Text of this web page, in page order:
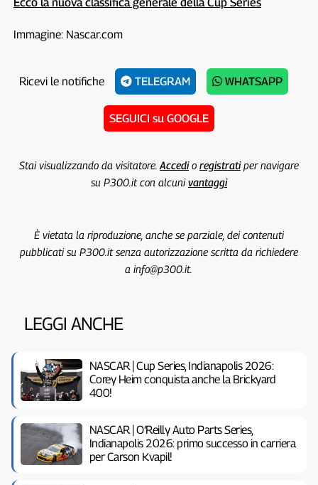
Immagine: Nascar.com
Ricevi le notifiche TELEGRAM WHATSAPP
SEGUICI su GOOGLE
Stai visualizzando da visitatore. Accedio registratiper navigare
su P300.it con alcunivantaggi
È vietata la riproduzione, anche se parziale, dei contenuti
pubblicati su P300.it senza autorizzazione scritta da richiedere
a info@p300.it.
LEGGI ANCHE
NASCAR | Cup Series, Indianapolis 2026:
Corey Heim conquista anche la Brickyard
400!
NASCAR | O’Reilly Auto Parts Series,
Indianapolis 2026: primo successo in carriera
per Carson Kvapil!